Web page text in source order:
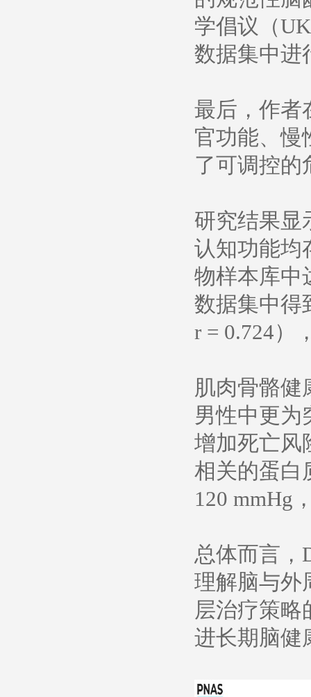
学倡议（
数据集中进
最后，作者
官功能、慢
了可调控的
研究结果显
认知功能均
物样本库中
数据集中得
r = 0.724）
肌肉骨骼健
男性中更为
增加死亡风
相关的蛋白
120 mmHg
总体而言，
理解脑与外
层治疗策略
进长期脑健